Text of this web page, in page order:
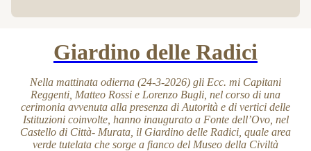
Giardino delle Radici
Nella mattinata odierna (24-3-2026) gli Ecc. mi Capitani
Reggenti, Matteo Rossi e Lorenzo Bugli, nel corso di una
cerimonia avvenuta alla presenza di Autorità e di vertici delle
Istituzioni coinvolte, hanno inaugurato a Fonte dell’Ovo, nel
Castello di Città- Murata, il Giardino delle Radici, quale area
verde tutelata che sorge a fianco del Museo della Civiltà